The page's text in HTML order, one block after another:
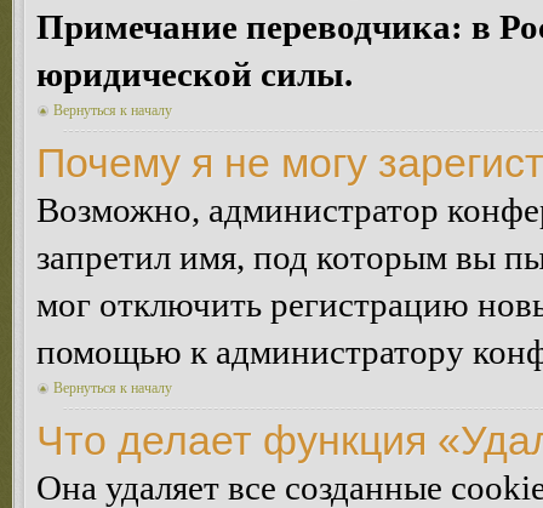
Примечание переводчика: в
юридической силы.
Вернуться к началу
Почему я не могу
Возможно, администратор
запретил имя, под которым вы
мог отключить регистрацию
помощью к администратору
Вернуться к началу
Что делает функция
Она удаляет все созданные